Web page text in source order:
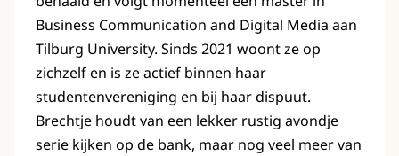
Business Communication and Digital Media aan
Tilburg University. Sinds 2021 woont ze op
zichzelf en is ze actief binnen haar
studentenvereniging en bij haar dispuut.
Brechtje houdt van een lekker rustig avondje
serie kijken op de bank, maar nog veel meer van